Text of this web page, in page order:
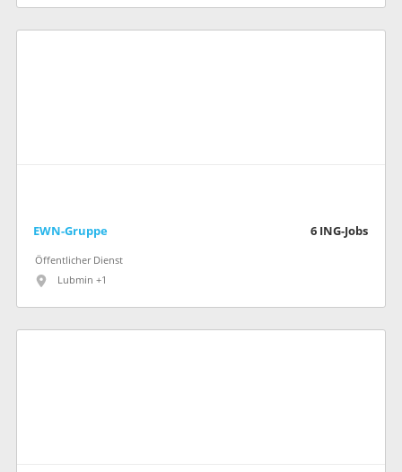
EWN-Gruppe 6 ING-Jobs
Öffentlicher Dienst
Lubmin +1